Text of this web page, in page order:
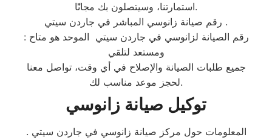
استمارتنا، وسيتصلون بك مجانًا.
رقم صيانة زانوسي المباشر في جاردن سيتي .
: رقم الصيانة لزانوسي في جاردن سيتي الموحد هو متاح
ومستعد لتلقي
جميع طلبات الصيانة والإصلاح في أي وقت، تواصل معنا
لحجز موعد مناسب لك.
توكيل صيانة زانوسي
المعلومات حول مركز صيانة زانوسي في جاردن سيتي .